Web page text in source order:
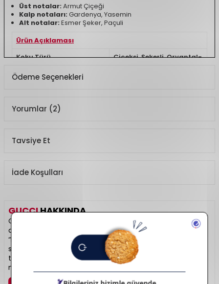
Üst notalar: Armut Çiçeği
Kalp notaları: Gardenya, Yasemin
Alt notalar: Esmer Şeker, Paçuli
Ürün Açıklaması
Koku Türü
Çiçeksi, Şekerli, Oryantal-
Ödeme Seçenekleri
Yorumlar (2)
Tavsiye Et
İade Koşulları
GUCCIHAKKINDA
Gucci, yüksek modanın zarafetini ve lüksünü parfüm
dünyasında da hissettiren prestijli bir markadır. “Guilty”,
“Bloom” ve “Flora” serileriyle feminen ve maskülen kokular
sunar. Kalıcı ve karakterli notaları, etkileyici şişe
tasarımlarıyla birleşir. Gucci, her parfümüyle bir stil
manifestosu sunar. Lüks kokunun yeniden tanımı: Gucci.